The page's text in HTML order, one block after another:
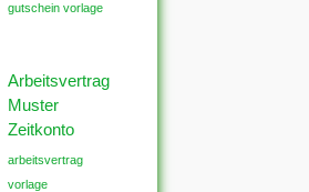
gutschein vorlage
Arbeitsvertrag
Muster
Zeitkonto
arbeitsvertrag
vorlage